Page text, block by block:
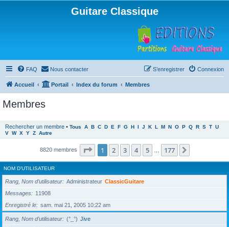
Guitare Classique
FAQ Nous contacter Connexion
S’enregistrer
Accueil Portail Index du forum Membres
Membres
Rechercher un membre • Tous A B C D E F G H I J K L M N O P Q R S T U
V W X Y Z Autre
8820 membres Page 1sur177
1 2 3 4 5 177
NOM D’UTILISATEUR
Rang, Nom d’utilisateur Administrateur ClassicGuitare
Messages
11908
Enregistré le
sam. mai 21, 2005 10:22 am
Rang, Nom d’utilisateur (°_°) Jive